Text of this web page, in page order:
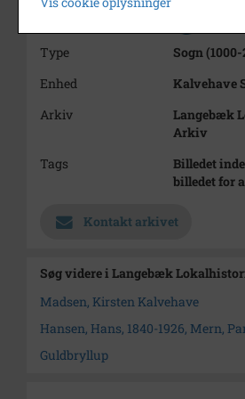
Type
Sogn
Enhed
Kalvehave
Arkiv
Langebæk
Arkiv
Tags
Billedet
billedet for
Kontakt arkivet
Søg videre i Langebæk
Madsen, Kirsten Kalvehave
Hansen, Hans, 1840-1926, Mern,
Guldbryllup